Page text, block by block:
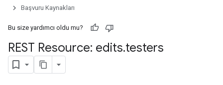
Başvuru Kaynakları
Bu size yardımcı oldu mu?
REST Resource: edits.testers